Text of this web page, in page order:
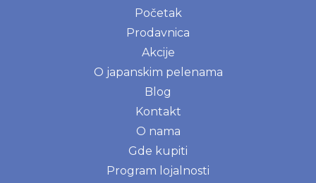
Početak
Prodavnica
Akcije
O japanskim pelenama
Blog
Kontakt
O nama
Gde kupiti
Program lojalnosti